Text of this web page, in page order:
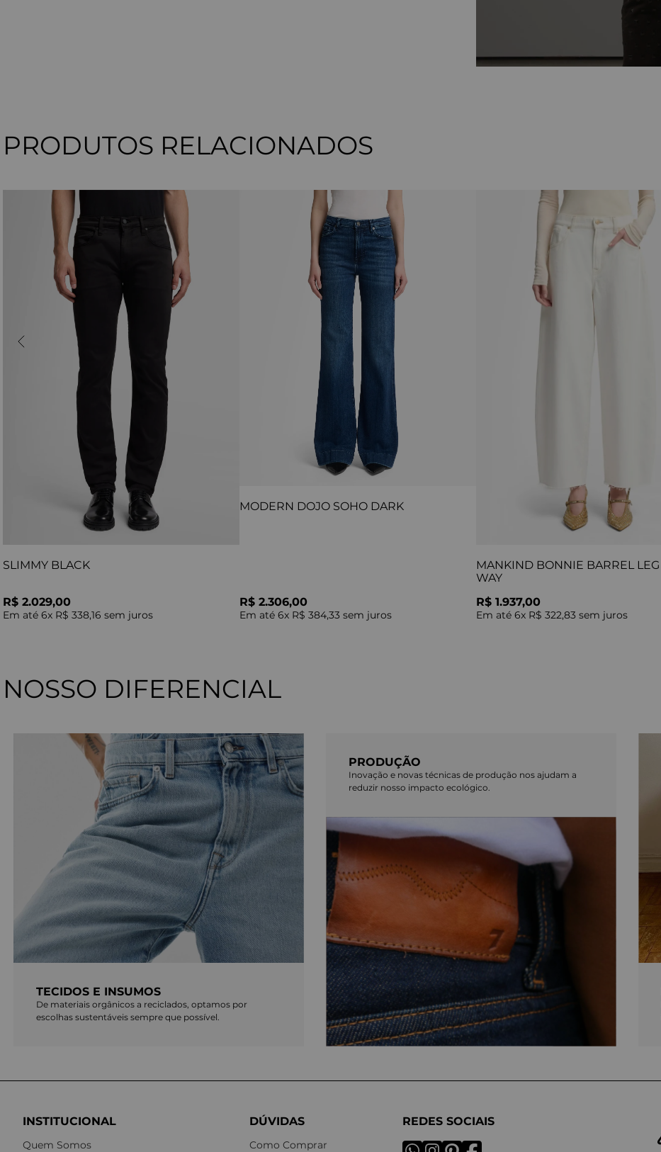
PRODUTOS RELACIONADOS
SLIMMY BLACK
R$ 2.029,00
Em até 6x R$ 338,16 sem juros
MODERN DOJO SOHO DARK
R$ 2.306,00
Em até 6x R$ 384,33 sem juros
MANKIND BONNIE BARREL
WAY
R$ 1.937,00
Em até 6x R$ 322,83 sem juros
NOSSO DIFERENCIAL
TECIDOS E INSUMOS
De materiais orgânicos a reciclados, optamos por
escolhas sustentáveis sempre que possível.
PRODUÇÃO
Inovação e novas técnicas de produção nos ajudam a
reduzir nosso impacto ecológico.
INSTITUCIONAL
Quem Somos
DÚVIDAS
Como Comprar
REDES SOCIAIS